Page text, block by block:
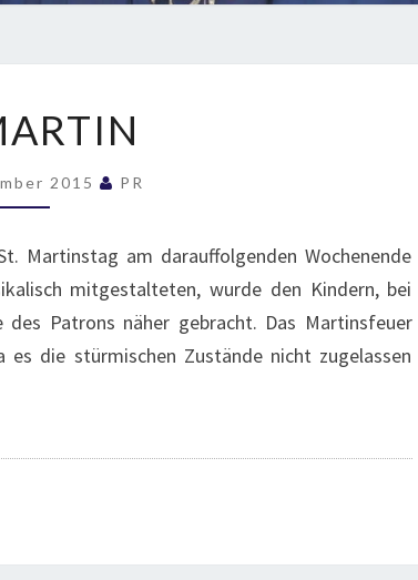
MARTIN
2015 PR
Martinstag am darauffolgenden Wochenende
mitgestalteten, wurde den Kindern, bei
des Patrons näher gebracht. Das Martinsfeuer
die stürmischen Zustände nicht zugelassen